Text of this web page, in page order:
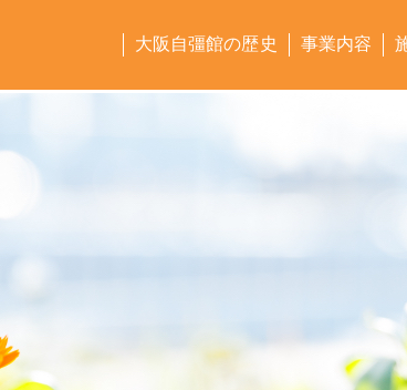
大阪自彊館の歴史 事業内容